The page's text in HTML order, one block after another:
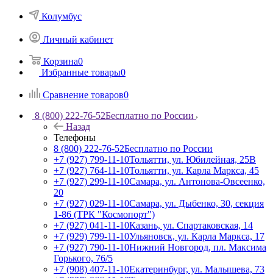
Колумбус
Личный кабинет
Корзина0
Избранные товары0
Сравнение товаров0
8 (800) 222-76-52Бесплатно по России
Назад
Телефоны
8 (800) 222-76-52Бесплатно по России
+7 (927) 799-11-10Тольятти, ул. Юбилейная, 25В
+7 (927) 764-11-10Тольятти, ул. Карла Маркса, 45
+7 (927) 299-11-10Самара, ул. Антонова-Овсеенко,
20
+7 (927) 029-11-10Самара, ул. Дыбенко, 30, секция
1-86 (ТРК "Космопорт")
+7 (927) 041-11-10Казань, ул. Спартаковская, 14
+7 (929) 799-11-10Ульяновск, ул. Карла Маркса, 17
+7 (927) 790-11-10Нижний Новгород, пл. Максима
Горького, 76/5
+7 (908) 407-11-10Екатеринбург, ул. Малышева, 73